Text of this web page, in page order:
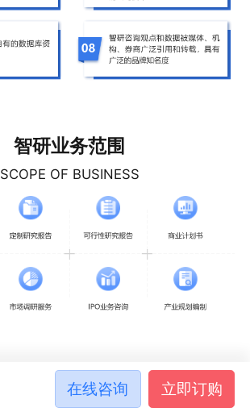
智研业务范围
SCOPE OF BUSINESS
在线咨询 立即订购